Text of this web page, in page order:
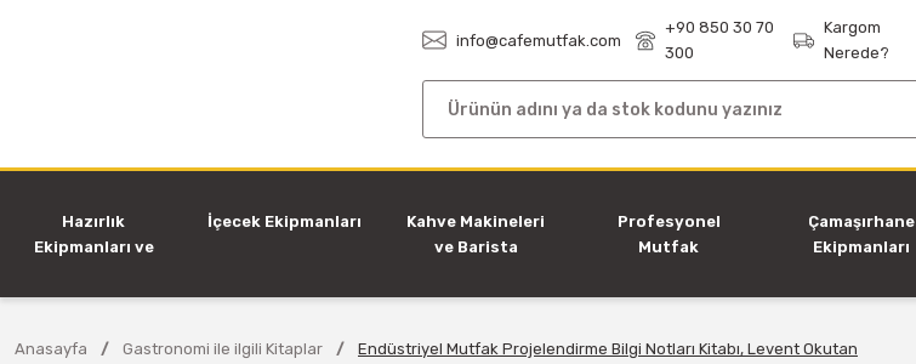
info@cafemutfak.com
+90 850 30 70
300
Kargom
Nerede?
Hazırlık
Ekipmanları ve
İçecek Ekipmanları
Kahve Makineleri
ve Barista
Profesyonel
Mutfak
Çamaşırhane
Ekipmanları
Anasayfa Gastronomi ile ilgili Kitaplar Endüstriyel Mutfak Projelendirme Bilgi Notları Kitabı, Levent Okutan